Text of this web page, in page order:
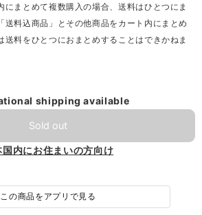
にまとめて複数購入の場合、送料はひとつにま
送料込商品」とその他商品をカート内にまとめ
送料をひとつにおまとめすることはできかねま
shipping available
Sold out
国内にお住まいの方向け
この商品をアプリで見る